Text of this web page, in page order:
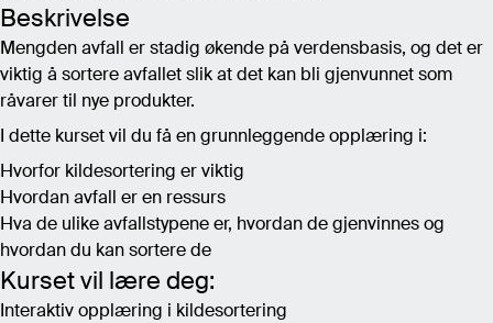
Beskrivelse
Mengden avfall er stadig økende på verdensbasis, og det er
viktig å sortere avfallet slik at det kan bli gjenvunnet som
råvarer til nye produkter.
I dette kurset vil du få en grunnleggende opplæring i:
Hvorfor kildesortering er viktig
Hvordan avfall er en ressurs
Hva de ulike avfallstypene er, hvordan de gjenvinnes og
hvordan du kan sortere de
Kurset vil lære deg:
Interaktiv opplæring i kildesortering